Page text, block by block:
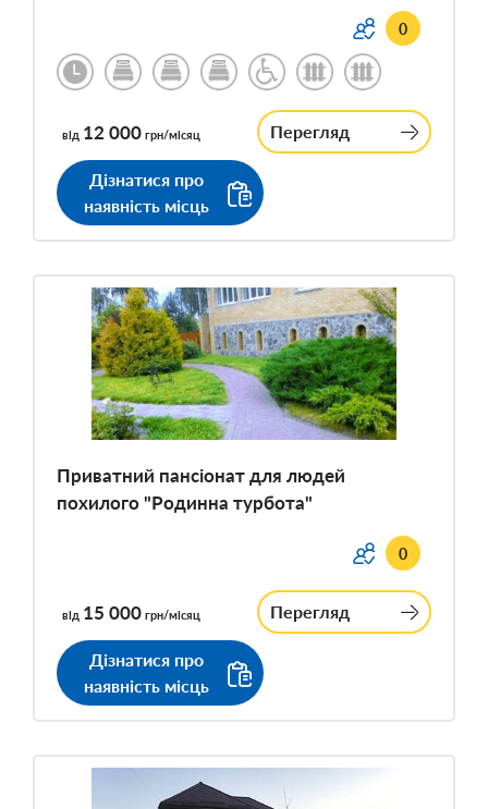
0
від 12 000 грн/місяц Перегляд
Дізнатися про
наявність місць
Приватний пансіонат для людей
похилого "Родинна турбота"
0
від 15 000 грн/місяц Перегляд
Дізнатися про
наявність місць